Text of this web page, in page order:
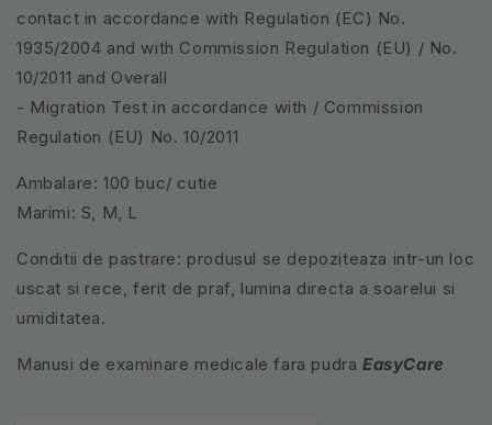
contact in accordance with Regulation (EC) No.
1935/2004 and with Commission Regulation (EU) / No.
10/2011 and Overall
- Migration Test in accordance with / Commission
Regulation (EU) No. 10/2011
Ambalare: 100 buc/ cutie
Marimi: S, M, L
Conditii de pastrare: produsul se depoziteaza intr-un loc
uscat si rece, ferit de praf, lumina directa a soarelui si
umiditatea.
Manusi de examinare medicale fara pudra EasyCare